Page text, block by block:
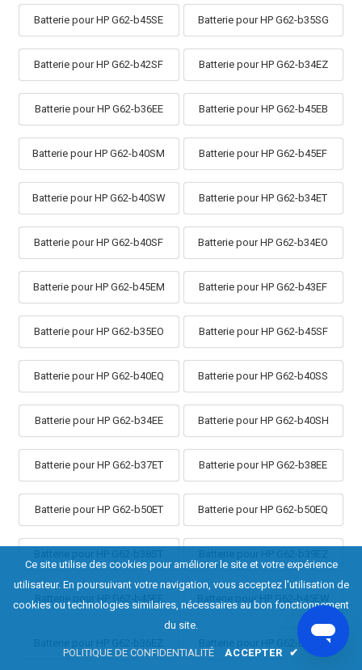
Batterie pour HP G62-b45SE Batterie pour HP G62-b35SG
Batterie pour HP G62-b42SF Batterie pour HP G62-b34EZ
Batterie pour HP G62-b36EE Batterie pour HP G62-b45EB
Batterie pour HP G62-b40SM Batterie pour HP G62-b45EF
Batterie pour HP G62-b40SW Batterie pour HP G62-b34ET
Batterie pour HP G62-b40SF Batterie pour HP G62-b34EO
Batterie pour HP G62-b45EM Batterie pour HP G62-b43EF
Batterie pour HP G62-b35EO Batterie pour HP G62-b45SF
Batterie pour HP G62-b40EQ Batterie pour HP G62-b40SS
Batterie pour HP G62-b34EE Batterie pour HP G62-b40SH
Batterie pour HP G62-b37ET Batterie pour HP G62-b38EE
Batterie pour HP G62-b50ET Batterie pour HP G62-b50EQ
Batterie pour HP G62-b45EE Batterie pour HP G62-b45EW
Batterie pour HP G62-b35EE
Ce site utilise des cookies pour améliorer le site et votre expérience
utilisateur. En poursuivant votre navigation, vous acceptez l'utilisation de
cookies ou technologies similaires, nécessaires au bon fonctionnement
du site.
POLITIQUE DE CONFIDENTIALITÉ ACCEPTER ✔